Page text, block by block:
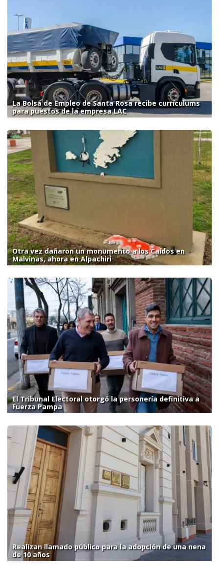
La Bolsa de Empleo de Santa Rosa recibe currículums
para puestos de la empresa LAC
Otra vez dañaron un monumento a los Caídos en
Malvinas, ahora en Alpachiri
El Tribunal Electoral otorgó la personería definitiva a
Fuerza Pampa
Realizan llamado público para la adopción de una nena
de 10 años